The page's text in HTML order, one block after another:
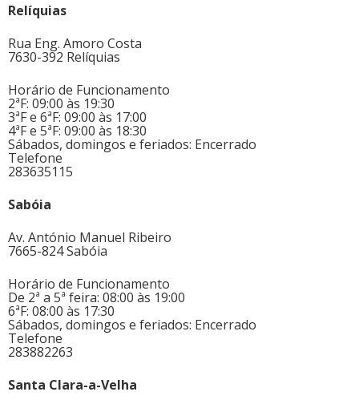
Relíquias
Rua Eng. Amoro Costa
7630-392 Relíquias
Horário de Funcionamento
2ªF: 09:00 às 19:30
3ªF e 6ªF: 09:00 às 17:00
4ªF e 5ªF: 09:00 às 18:30
Sábados, domingos e feriados: Encerrado
Telefone
283635115
Sabóia
Av. António Manuel Ribeiro
7665-824 Sabóia
Horário de Funcionamento
De 2ª a 5ª feira: 08:00 às 19:00
6ªF: 08:00 às 17:30
Sábados, domingos e feriados: Encerrado
Telefone
283882263
Santa Clara-a-Velha